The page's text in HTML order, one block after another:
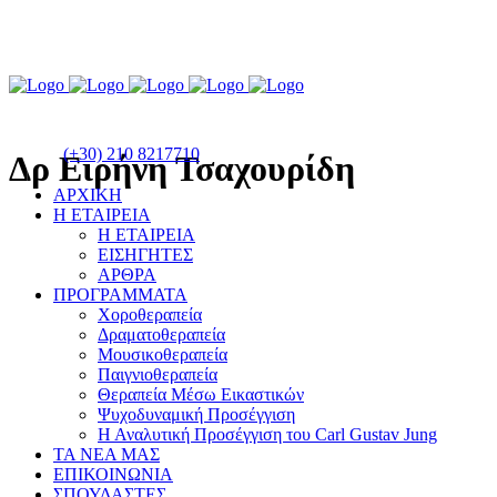
(+30) 210 8217710
ΑΡΧΙΚΗ
Η ΕΤΑΙΡΕΙΑ
Η ΕΤΑΙΡΕΙΑ
ΕΙΣΗΓΗΤΕΣ
ΑΡΘΡΑ
ΠΡΟΓΡΑΜΜΑΤΑ
Χοροθεραπεία
Δραματοθεραπεία
Μουσικοθεραπεία
Παιγνιοθεραπεία
Θεραπεία Μέσω Εικαστικών
Ψυχοδυναμική Προσέγγιση
Η Αναλυτική Προσέγγιση του Carl Gustav Jung
ΤΑ ΝΕΑ ΜΑΣ
ΕΠΙΚΟΙΝΩΝΙΑ
Δρ Ειρήνη Τσαχουρίδη